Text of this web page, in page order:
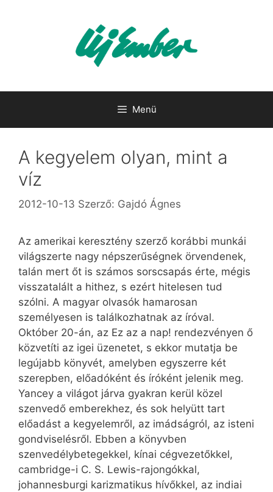
Menü
A kegyelem olyan, mint a
víz
2012-10-13 Szerző: Gajdó Ágnes
Az amerikai keresztény szerző korábbi munkái
világszerte nagy népszerűségnek örvendenek,
talán mert őt is számos sorscsapás érte, mégis
visszatalált a hithez, s ezért hitelesen tud
szólni. A magyar olvasók hamarosan
személyesen is találkozhatnak az íróval.
Október 20-án, az Ez az a nap! rendezvényen ő
közvetíti az igei üzenetet, s ekkor mutatja be
legújabb könyvét, amelyben egyszerre két
szerepben, előadóként és íróként jelenik meg.
Yancey a világot járva gyakran kerül közel
szenvedő emberekhez, és sok helyütt tart
előadást a kegyelemről, az imádságról, az isteni
gondviselésről. Ebben a könyvben
szenvedélybetegekkel, kínai cégvezetőkkel,
cambridge-i C. S. Lewis-rajongókkal,
johannesburgi karizmatikus hívőkkel, az indiai